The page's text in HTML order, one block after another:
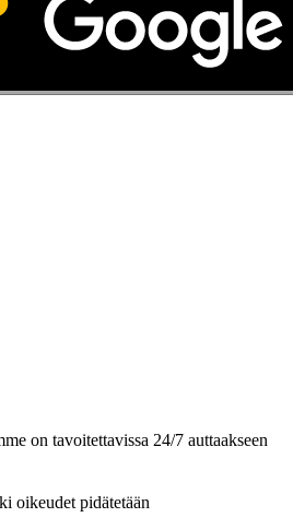
on tavoitettavissa 24/7 auttaakseen
oikeudet pidätetään